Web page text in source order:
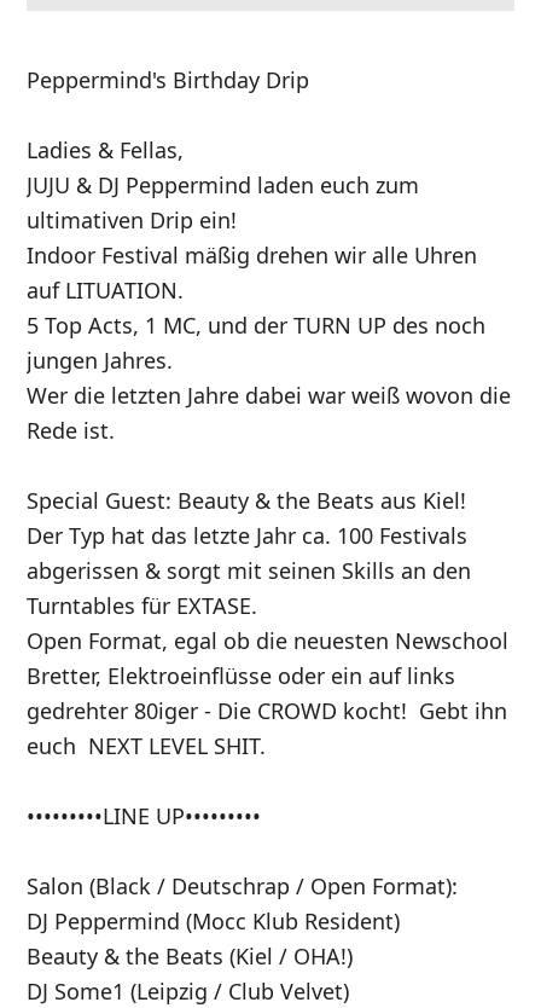
Peppermind's Birthday Drip
Ladies & Fellas,
JUJU & DJ Peppermind laden euch zum
ultimativen Drip ein!
Indoor Festival mäßig drehen wir alle Uhren
auf LITUATION.
5 Top Acts, 1 MC, und der TURN UP des noch
jungen Jahres.
Wer die letzten Jahre dabei war weiß wovon die
Rede ist.
Special Guest: Beauty & the Beats aus Kiel!
Der Typ hat das letzte Jahr ca. 100 Festivals
abgerissen & sorgt mit seinen Skills an den
Turntables für EXTASE.
Open Format, egal ob die neuesten Newschool
Bretter, Elektroeinflüsse oder ein auf links
gedrehter 80iger - Die CROWD kocht! Gebt ihn
euch NEXT LEVEL SHIT.
•••••••••LINE UP•••••••••
Salon (Black / Deutschrap / Open Format):
DJ Peppermind (Mocc Klub Resident)
Beauty & the Beats (Kiel / OHA!)
DJ Some1 (Leipzig / Club Velvet)